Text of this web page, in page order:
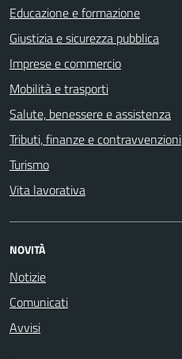
Educazione e formazione
Giustizia e sicurezza pubblica
Imprese e commercio
Mobilità e trasporti
Salute, benessere e assistenza
Tributi, finanze e contravvenzioni
Turismo
Vita lavorativa
NOVITÀ
Notizie
Comunicati
Avvisi